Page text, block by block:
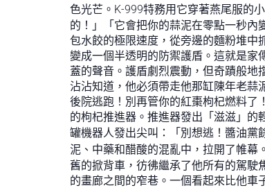
色光芒。K-999特務用它穿著燕尾服的
的！」「它會把你的蒜泥在零點一秒
包水餃的極限速度，從旁邊的麵粉堆中
變成一個半透明的防禦護盾。這就是家
蓋的聲音。護盾劇烈震動，但奇蹟般
沾沾知道，他必須帶走他那缸陳年老
後院逃跑！別再管你的紅棗枸杞燃料了
的枸杞推進器。推進器發出「滋滋」
罐機器人發出尖叫：「別想逃！醬油黨
泥、中藥和醋酸的混亂中，拉開了帷幕
舊的掀背車，彷彿繼承了他所有的駕
的畫廊之間的窄巷。一個看起來比他